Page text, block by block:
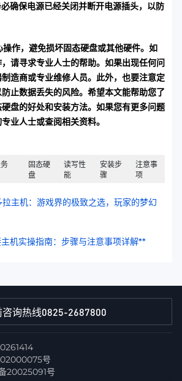
确保电源已经关闭并断开电源插头，以防
作，避免损坏固态硬盘或其他硬件。如
请寻求专业人士的帮助。如果出现任何问
造商或专业维修人员。此外，也要注意定
止数据丢失的风险。希望本文能帮助您了
盘的好处和安装方法。如果您有更多问题
业人士或查阅相关资料。
固态硬
盘
读写性
能
安装步
骤
注意事
项
拉主机：游戏界的极致之选，玩家的梦幻
机实操指南：步骤与注意事项详解**
咨询热线0825-2687800
号
20025091号